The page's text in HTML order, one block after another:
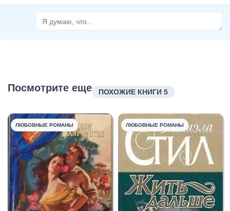
Посмотрите еще ПОХОЖИЕ КНИГИ 5
ЛЮБОВНЫЕ РОМАНЫ ЛЮБОВНЫЕ РОМАНЫ